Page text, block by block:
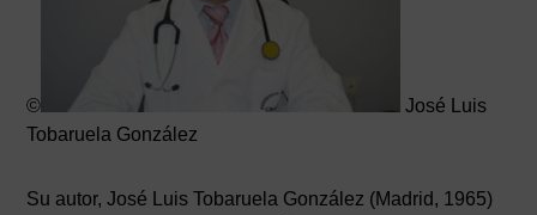
©
José Luis
Tobaruela González
Su autor, José Luis Tobaruela González (Madrid, 1965)